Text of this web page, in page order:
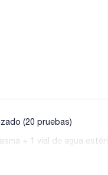
(20 pruebas)
+ 1 vial de agua estéril